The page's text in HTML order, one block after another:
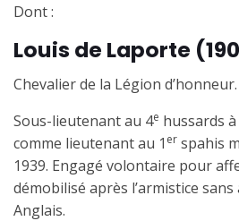
Dont :
Louis de Laporte
Chevalier de la Légion d’honneur.
Sous-lieutenant au 4e hussards
comme lieutenant au 1 er spahis
1939. Engagé volontaire pour
démobilisé après l’armistice
Anglais.